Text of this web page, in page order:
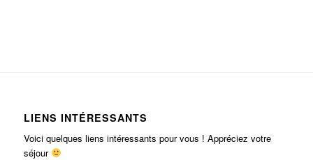
LIENS INTÉRESSANTS
Voici quelques liens intéressants pour vous ! Appréciez votre
séjour